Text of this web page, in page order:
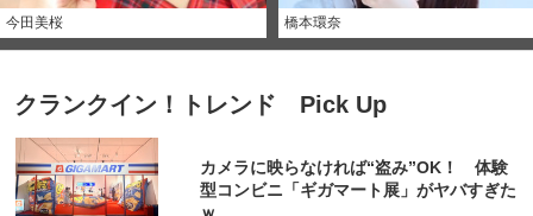
今田美桜 橋本環奈
クランクイン！トレンド Pick Up
カメラに映らなければ“盗み”OK！ 体験
型コンビニ「ギガマート展」がヤバすぎた